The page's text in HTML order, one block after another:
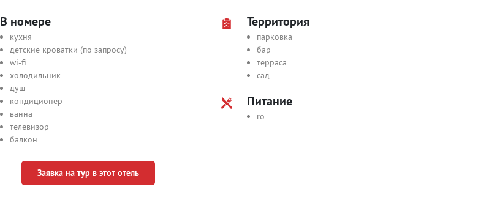
В номере
кухня
детские кроватки (по запросу)
wi-fi
холодильник
душ
кондиционер
ванна
телевизор
балкон
Территория
парковка
бар
терраса
сад
Питание
ro
Заявка на тур в этот отель